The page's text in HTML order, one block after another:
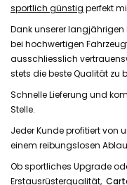
sportlich günstig perfekt
Dank unserer
bei hochwertigen
ausschliesslich
stets die beste Qualität zu
Schnelle Lieferung und
Stelle.
Jeder Kunde profitiert von
einem reibungslosen
Ob sportliches Upgrade
Erstausrüsterqualität,